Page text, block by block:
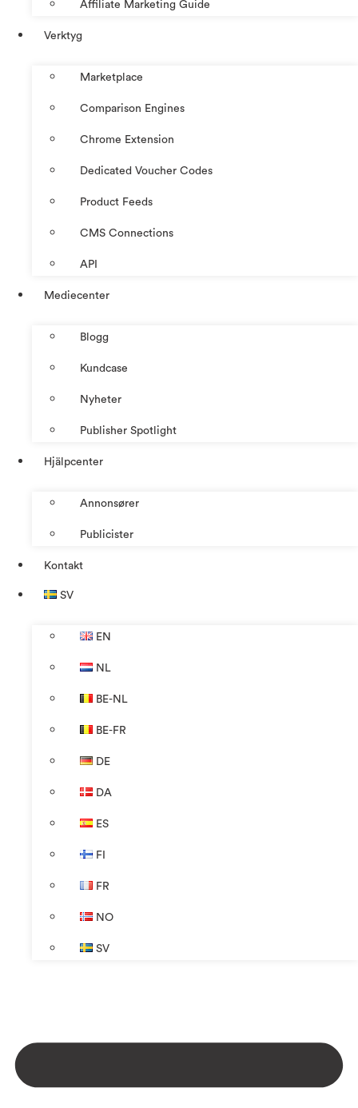
Affiliate Marketing Guide
Verktyg
Marketplace
Comparison Engines
Chrome Extension
Dedicated Voucher Codes
Product Feeds
CMS Connections
API
Mediecenter
Blogg
Kundcase
Nyheter
Publisher Spotlight
Hjälpcenter
Annonsører
Publicister
Kontakt
SV
EN
NL
BE-NL
BE-FR
DE
DA
ES
FI
FR
NO
SV